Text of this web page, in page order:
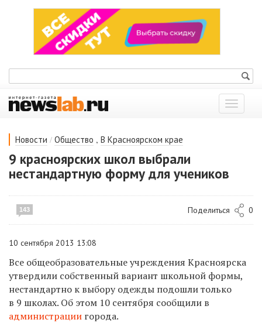
Показать
меню
Новости / Общество , В Красноярском крае
9 красноярских школ выбрали
нестандартную форму для учеников
143 Поделиться 0
10 сентября 2013 13:08
Все общеобразовательные учреждения Красноярска
утвердили собственный вариант школьной формы,
нестандартно к выбору одежды подошли только
в 9 школах. Об этом 10 сентября сообщили в
администрации города.